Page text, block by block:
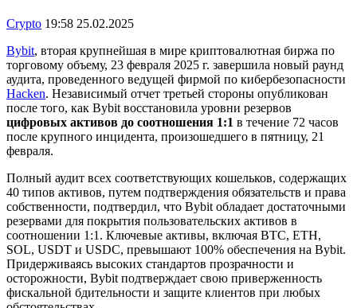
Crypto 19:58 25.02.2025
Bybit, вторая крупнейшая в мире криптовалютная биржа по
торговому объему, 23 февраля 2025 г. завершила новый раунд
аудита, проведенного ведущей фирмой по кибербезопасности
Hacken. Независимый отчет третьей стороны опубликован
после того, как Bybit восстановила уровни резервов
цифровых активов до соотношения 1:1 в течение 72 часов
после крупного инцидента, произошедшего в пятницу, 21
февраля.
Полный аудит всех соответствующих кошельков, содержащих
40 типов активов, путем подтверждения обязательств и права
собственности, подтвердил, что Bybit обладает достаточными
резервами для покрытия пользовательских активов в
соотношении 1:1. Ключевые активы, включая BTC, ETH,
SOL, USDT и USDC, превышают 100% обеспечения на Bybit.
Придерживаясь высоких стандартов прозрачности и
осторожности, Bybit подтверждает свою приверженность
фискальной бдительности и защите клиентов при любых